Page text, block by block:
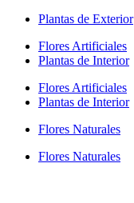
Plantas de Exterior
Flores Artificiales
Plantas de Interior
Flores Artificiales
Plantas de Interior
Flores Naturales
Flores Naturales